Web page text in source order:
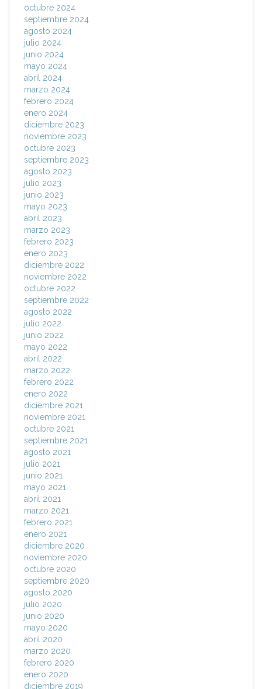
octubre 2024
septiembre 2024
agosto 2024
julio 2024
junio 2024
mayo 2024
abril 2024
marzo 2024
febrero 2024
enero 2024
diciembre 2023
noviembre 2023
octubre 2023
septiembre 2023
agosto 2023
julio 2023
junio 2023
mayo 2023
abril 2023
marzo 2023
febrero 2023
enero 2023
diciembre 2022
noviembre 2022
octubre 2022
septiembre 2022
agosto 2022
julio 2022
junio 2022
mayo 2022
abril 2022
marzo 2022
febrero 2022
enero 2022
diciembre 2021
noviembre 2021
octubre 2021
septiembre 2021
agosto 2021
julio 2021
junio 2021
mayo 2021
abril 2021
marzo 2021
febrero 2021
enero 2021
diciembre 2020
noviembre 2020
octubre 2020
septiembre 2020
agosto 2020
julio 2020
junio 2020
mayo 2020
abril 2020
marzo 2020
febrero 2020
enero 2020
diciembre 2019